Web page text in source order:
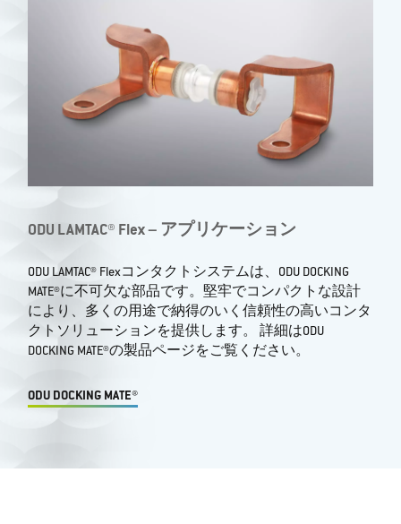
ODU LAMTAC® Flex – アプリケーション
ODU LAMTAC® Flexコンタクトシステムは、ODU DOCKING
MATE®に不可欠な部品です。堅牢でコンパクトな設計
により、多くの用途で納得のいく信頼性の高いコンタ
クトソリューションを提供します。 詳細はODU
DOCKING MATE®の製品ページをご覧ください。
ODU DOCKING MATE®